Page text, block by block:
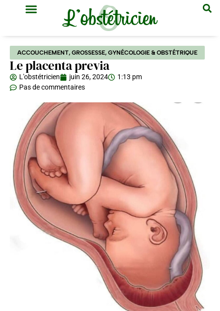
ACCOUCHEMENT, GROSSESSE, GYNÉCOLOGIE & OBSTÉTRIQUE
Le placenta previa
L'obstétricien juin 26, 2024
1:13 pm
Pas de commentaires